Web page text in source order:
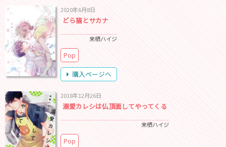
2020年6月8日
どら猫とサカナ
来栖ハイジ
Pop
購入ページへ
2018年12月26日
溺愛カレシは仏頂面してやってくる
来栖ハイジ
Pop